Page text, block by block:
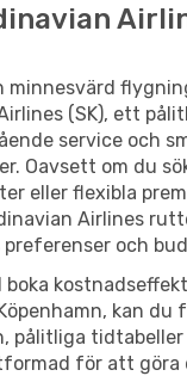
minnesvärd
(SK), ett
service och
Oavsett om du
eller flexibla
Airlines
preferenser och
boka
kan du
pålitliga
för att göra